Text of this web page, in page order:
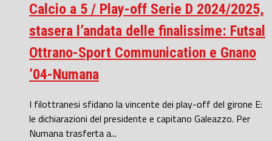
Calcio a 5 / Play-off Serie D 2024/2025,
stasera l’andata delle finalissime: Futsal
Ottrano-Sport Communication e Gnano
’04-Numana
I filottranesi sfidano la vincente dei play-off del girone E:
le dichiarazioni del presidente e capitano Galeazzo. Per
Numana trasferta a...